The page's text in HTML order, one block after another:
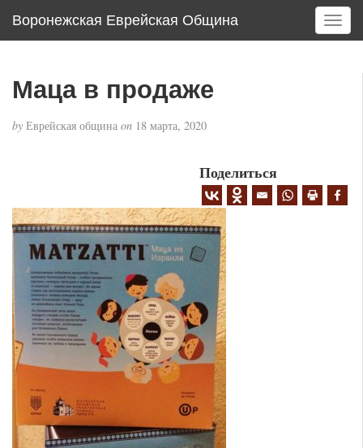
Воронежская Еврейская Община
T
o
i
g
Маца в продаже
by Еврейская община on 18 марта, 2020
Поделиться